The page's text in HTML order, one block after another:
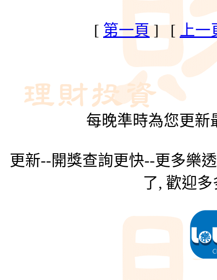
[ 第一頁] [ 上一
每晚準時為您更新
更新--開獎查詢更快--更多樂
了, 歡迎